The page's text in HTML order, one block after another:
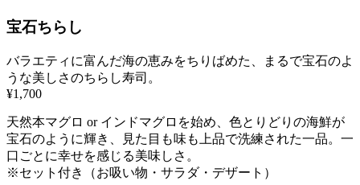
宝石ちらし
バラエティに富んだ海の恵みをちりばめた、まるで宝石のよ
うな美しさのちらし寿司。
¥1,700
天然本マグロ or インドマグロを始め、色とりどりの海鮮が
宝石のように輝き、見た目も味も上品で洗練された一品。一
口ごとに幸せを感じる美味しさ。
※セット付き（お吸い物・サラダ・デザート）